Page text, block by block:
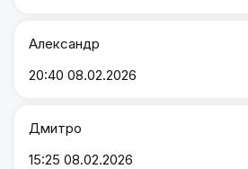
Александр
20:40 08.02.2026
Дмитро
15:25 08.02.2026